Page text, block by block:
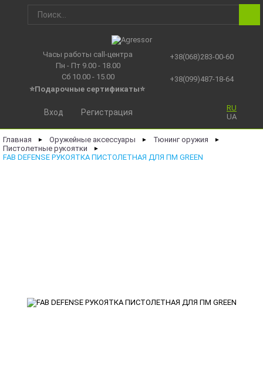
Часы работы call-центра
Пн - Пт 9.00 - 18.00
Сб 10.00 - 15.00
⭐Подарочные сертификаты⭐
+38(068)283-00-60
+38(099)487-18-64
RU
UA
Вход Регистрация
Главная ► Оружейные аксессуары ► Тюнинг оружия ►
Пистолетные рукоятки ►
FAB DEFENSE РУКОЯТКА ПИСТОЛЕТНАЯ ДЛЯ ПМ GREEN